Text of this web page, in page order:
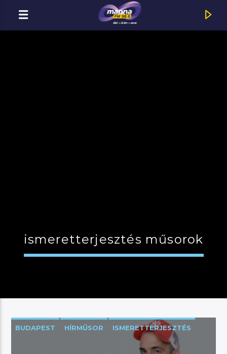
ismeretterjesztés műsorok
BUDAPEST HÍRMŰSOR ISMERETTERJESZTÉS